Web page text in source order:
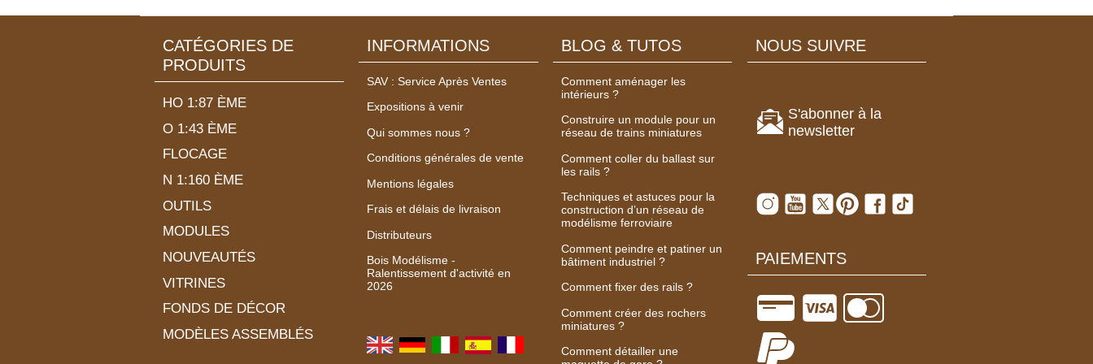
CATÉGORIES DE
PRODUITS
HO 1:87 ÈME
O 1:43 ÈME
FLOCAGE
N 1:160 ÈME
OUTILS
MODULES
NOUVEAUTÉS
VITRINES
FONDS DE DÉCOR
MODÈLES ASSEMBLÉS
INFORMATIONS
SAV : Service Après Ventes
Expositions à venir
Qui sommes nous ?
Conditions générales de vente
Mentions légales
Frais et délais de livraison
Distributeurs
Bois Modélisme -
Ralentissement d'activité en
2026
BLOG & TUTOS
Comment aménager les
intérieurs ?
Construire un module pour un
réseau de trains miniatures
Comment coller du ballast sur
les rails ?
Techniques et astuces pour la
construction d’un réseau de
modélisme ferroviaire
Comment peindre et patiner un
bâtiment industriel ?
Comment fixer des rails ?
Comment créer des rochers
miniatures ?
Comment détailler une
NOUS SUIVRE
S'abonner à la
newsletter
PAIEMENTS